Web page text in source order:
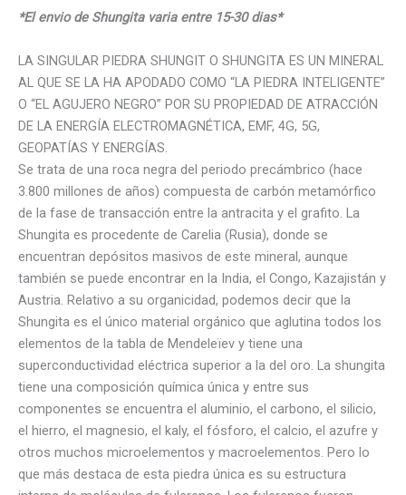
*El envio de Shungita varia entre 15-30 dias*
LA SINGULAR PIEDRA SHUNGIT O SHUNGITA ES UN MINERAL
AL QUE SE LA HA APODADO COMO “LA PIEDRA INTELIGENTE”
O “EL AGUJERO NEGRO” POR SU PROPIEDAD DE ATRACCIÓN
DE LA ENERGÍA ELECTROMAGNÉTICA, EMF, 4G, 5G,
GEOPATÍAS Y ENERGÍAS.
Se trata de una roca negra del periodo precámbrico (hace
3.800 millones de años) compuesta de carbón metamórfico
de la fase de transacción entre la antracita y el grafito. La
Shungita es procedente de Carelia (Rusia), donde se
encuentran depósitos masivos de este mineral, aunque
también se puede encontrar en la India, el Congo, Kazajistán y
Austria. Relativo a su organicidad, podemos decir que la
Shungita es el único material orgánico que aglutina todos los
elementos de la tabla de Mendeleïev y tiene una
superconductividad eléctrica superior a la del oro. La shungita
tiene una composición química única y entre sus
componentes se encuentra el aluminio, el carbono, el silicio,
el hierro, el magnesio, el kaly, el fósforo, el calcio, el azufre y
otros muchos microelementos y macroelementos. Pero lo
que más destaca de esta piedra única es su estructura